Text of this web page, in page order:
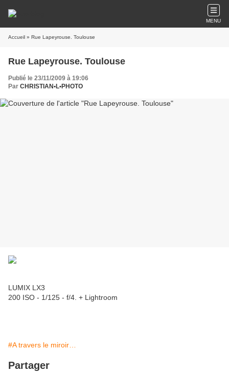
MENU
Accueil » Rue Lapeyrouse. Toulouse
Rue Lapeyrouse. Toulouse
Publié le 23/11/2009 à 19:06
Par CHRISTIAN•L•PHOTO
LUMIX LX3
200 ISO - 1/125 - f/4. + Lightroom
#A travers le miroir…
Partager